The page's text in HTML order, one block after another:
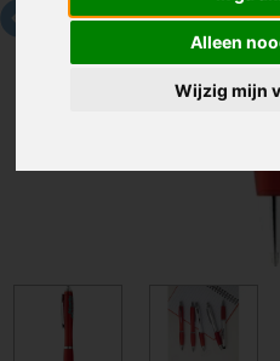
Alleen
Wijzig mijn